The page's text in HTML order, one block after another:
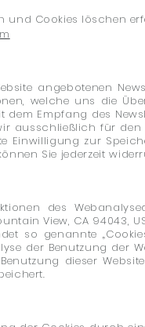
und Cookies löschen
angebotenen
welche uns die
dem Empfang des
ausschließlich für
Einwilligung zur
Sie jederzeit
des
View, CA 94043,
so genannte
der Benutzung der
dieser